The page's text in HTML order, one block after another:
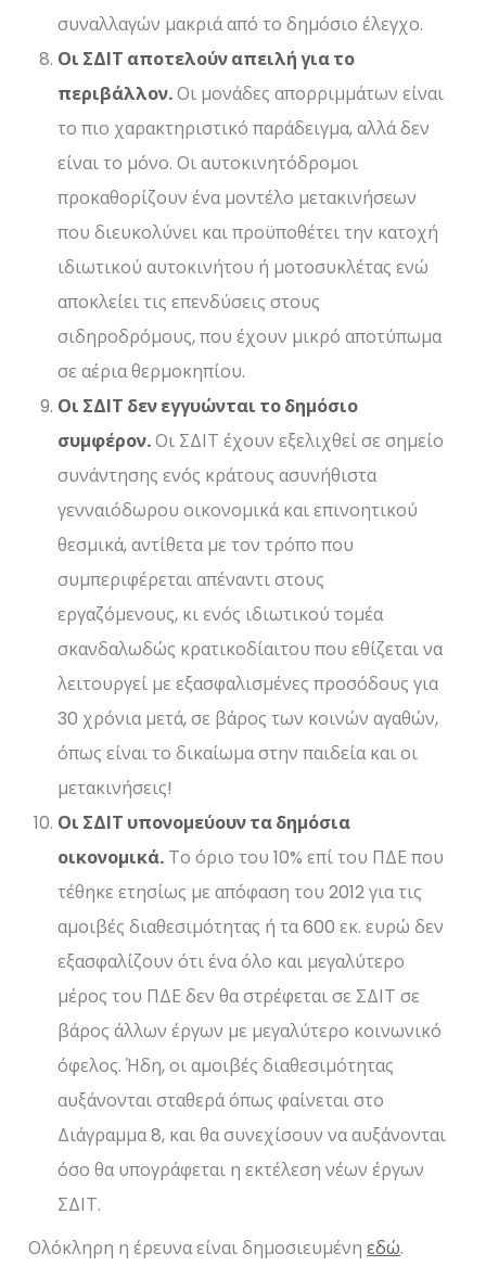
συναλλαγών μακριά από το δημόσιο έλεγχο.
Οι ΣΔΙΤ αποτελούν απειλή για το
περιβάλλον.Οι μονάδες απορριμμάτων είναι
το πιο χαρακτηριστικό παράδειγμα, αλλά δεν
είναι το μόνο. Οι αυτοκινητόδρομοι
προκαθορίζουν ένα μοντέλο μετακινήσεων
που διευκολύνει και προϋποθέτει την κατοχή
ιδιωτικού αυτοκινήτου ή μοτοσυκλέτας ενώ
αποκλείει τις επενδύσεις στους
σιδηροδρόμους, που έχουν μικρό αποτύπωμα
σε αέρια θερμοκηπίου.
Οι ΣΔΙΤ δεν εγγυώνται το δημόσιο
συμφέρον.Οι ΣΔΙΤ έχουν εξελιχθεί σε σημείο
συνάντησης ενός κράτους ασυνήθιστα
γενναιόδωρου οικονομικά και επινοητικού
θεσμικά, αντίθετα με τον τρόπο που
συμπεριφέρεται απέναντι στους
εργαζόμενους, κι ενός ιδιωτικού τομέα
σκανδαλωδώς κρατικοδίαιτου που εθίζεται να
λειτουργεί με εξασφαλισμένες προσόδους για
30 χρόνια μετά, σε βάρος των κοινών αγαθών,
όπως είναι το δικαίωμα στην παιδεία και οι
μετακινήσεις!
Οι ΣΔΙΤ υπονομεύουν τα δημόσια
οικονομικά. Το όριο του 10% επί του ΠΔΕ που
τέθηκε ετησίως με απόφαση του 2012 για τις
αμοιβές διαθεσιμότητας ή τα 600 εκ. ευρώ δεν
εξασφαλίζουν ότι ένα όλο και μεγαλύτερο
μέρος του ΠΔΕ δεν θα στρέφεται σε ΣΔΙΤ σε
βάρος άλλων έργων με μεγαλύτερο κοινωνικό
όφελος. Ήδη, οι αμοιβές διαθεσιμότητας
αυξάνονται σταθερά όπως φαίνεται στο
Διάγραμμα 8, και θα συνεχίσουν να αυξάνονται
όσο θα υπογράφεται η εκτέλεση νέων έργων
ΣΔΙΤ.
Ολόκληρη η έρευνα είναι δημοσιευμένηεδώ.